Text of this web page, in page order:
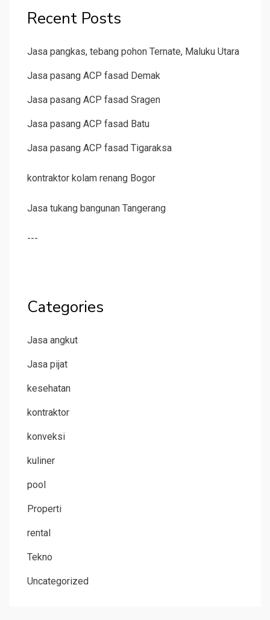
Recent Posts
Jasa pangkas, tebang pohon Ternate, Maluku Utara
Jasa pasang ACP fasad Demak
Jasa pasang ACP fasad Sragen
Jasa pasang ACP fasad Batu
Jasa pasang ACP fasad Tigaraksa
kontraktor kolam renang Bogor
Jasa tukang bangunan Tangerang
---
Categories
Jasa angkut
Jasa pijat
kesehatan
kontraktor
konveksi
kuliner
pool
Properti
rental
Tekno
Uncategorized